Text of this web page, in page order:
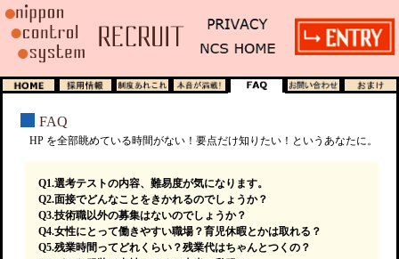
FAQ
HP を全部眺めている時間がない！要点だけ知りたい！というあなたに。
Q1.選考テストの内容、難易度が気になります。
Q2.面接でどんなことをきかれるのでしょうか？
Q3.技術職以外の募集はないのでしょうか？
Q4.女性にとって働きやすい職場？育児休暇とかは取れる？
Q5.残業時間ってどれくらい？残業代はちゃんとつくの？